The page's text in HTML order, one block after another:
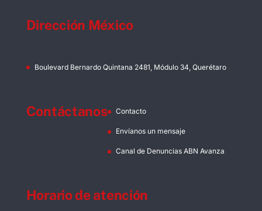
Dirección México
Boulevard Bernardo Quintana 2481, Módulo 34, Querétaro
Contáctanos Contacto
Envíanos un mensaje
Canal de Denuncias ABN Avanza
Horario de atención